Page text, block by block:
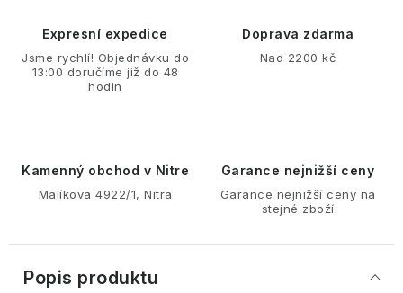
Expresní expedice
Jsme rychlí! Objednávku do
13:00 doručíme již do 48
hodin
Doprava zdarma
Nad 2200 kč
Kamenný obchod v Nitre
Malíkova 4922/1, Nitra
Garance nejnižší ceny
Garance nejnižší ceny na
stejné zboží
Popis produktu